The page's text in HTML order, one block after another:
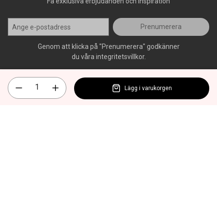
Prenumerera
Genom att klicka på "Prenumerera" godkänner
du våra integritetsvillkor.
Lägg i varukorgen